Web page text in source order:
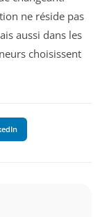
ne réside pas
aussi dans les
choisissent